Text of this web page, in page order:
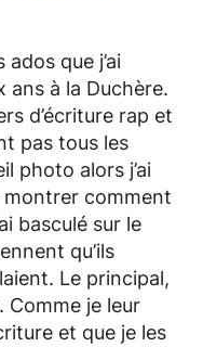
que j’ai
ans à la Duchère.
d’écriture rap et
pas tous les
photo alors j’ai
montrer comment
basculé sur le
qu’ils
Le principal,
Comme je leur
et que je les